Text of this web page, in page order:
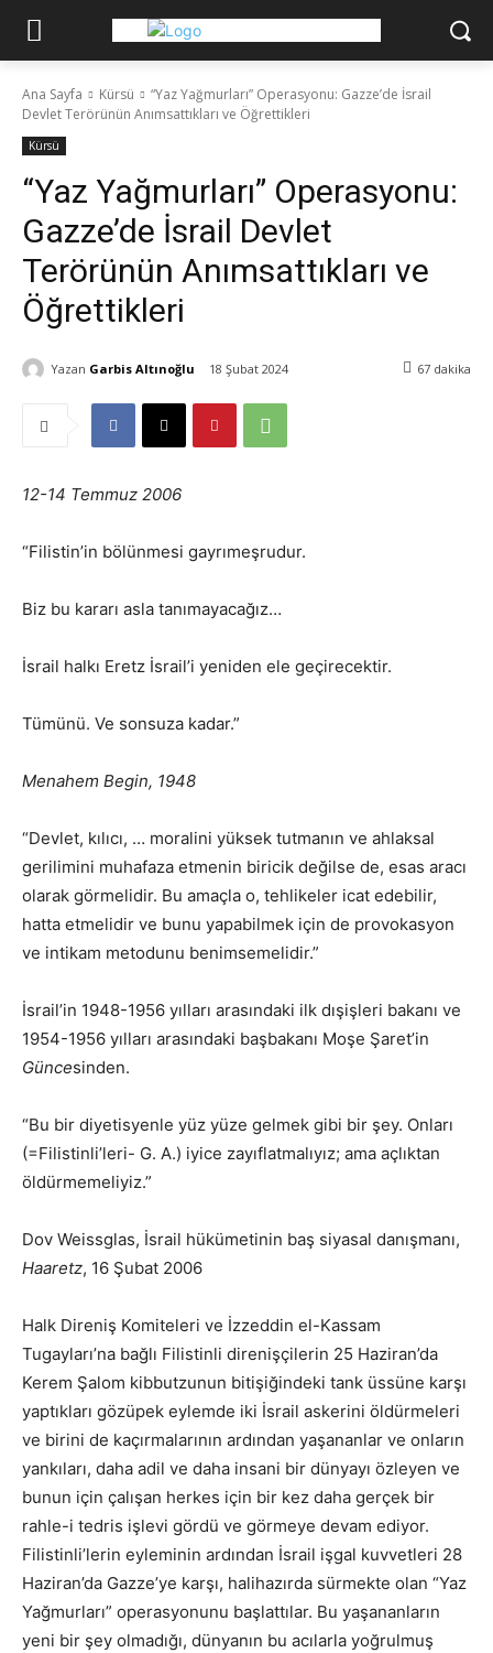
Ana Sayfa Kürsü
“Yaz Yağmurları” Operasyonu: Gazze’de İsrail
Devlet Terörünün Anımsattıkları ve Öğrettikleri
Kürsü
“Yaz Yağmurları” Operasyonu:
Gazze’de İsrail Devlet
Terörünün Anımsattıkları ve
Öğrettikleri
Yazan Garbis Altınoğlu 18 Şubat 2024 67 dakika
12-14 Temmuz 2006
“Filistin’in bölünmesi gayrımeşrudur.
Biz bu kararı asla tanımayacağız…
İsrail halkı Eretz İsrail’i yeniden ele geçirecektir.
Tümünü. Ve sonsuza kadar.”
Menahem Begin, 1948
“Devlet, kılıcı, … moralini yüksek tutmanın ve ahlaksal
gerilimini muhafaza etmenin biricik değilse de, esas aracı
olarak görmelidir. Bu amaçla o, tehlikeler icat edebilir,
hatta etmelidir ve bunu yapabilmek için de provokasyon
ve intikam metodunu benimsemelidir.”
İsrail’in 1948-1956 yılları arasındaki ilk dışişleri bakanı ve
1954-1956 yılları arasındaki başbakanı Moşe Şaret’in
Güncesinden.
“Bu bir diyetisyenle yüz yüze gelmek gibi bir şey. Onları
(=Filistinli’leri- G. A.) iyice zayıflatmalıyız; ama açlıktan
öldürmemeliyiz.”
Dov Weissglas, İsrail hükümetinin baş siyasal danışmanı,
Haaretz, 16 Şubat 2006
Halk Direniş Komiteleri ve İzzeddin el-Kassam
Tugayları’na bağlı Filistinli direnişçilerin 25 Haziran’da
Kerem Şalom kibbutzunun bitişiğindeki tank üssüne karşı
yaptıkları gözüpek eylemde iki İsrail askerini öldürmeleri
ve birini de kaçırmalarının ardından yaşananlar ve onların
yankıları, daha adil ve daha insani bir dünyayı özleyen ve
bunun için çalışan herkes için bir kez daha gerçek bir
rahle-i tedris işlevi gördü ve görmeye devam ediyor.
Filistinli’lerin eyleminin ardından İsrail işgal kuvvetleri 28
Haziran’da Gazze’ye karşı, halihazırda sürmekte olan “Yaz
Yağmurları” operasyonunu başlattılar. Bu yaşananların
yeni bir şey olmadığı, dünyanın bu acılarla yoğrulmuş